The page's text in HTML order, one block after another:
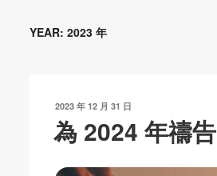
YEAR: 2023 年
發
表
於
2023 年 12 月 31 日
為 2024 年禱告